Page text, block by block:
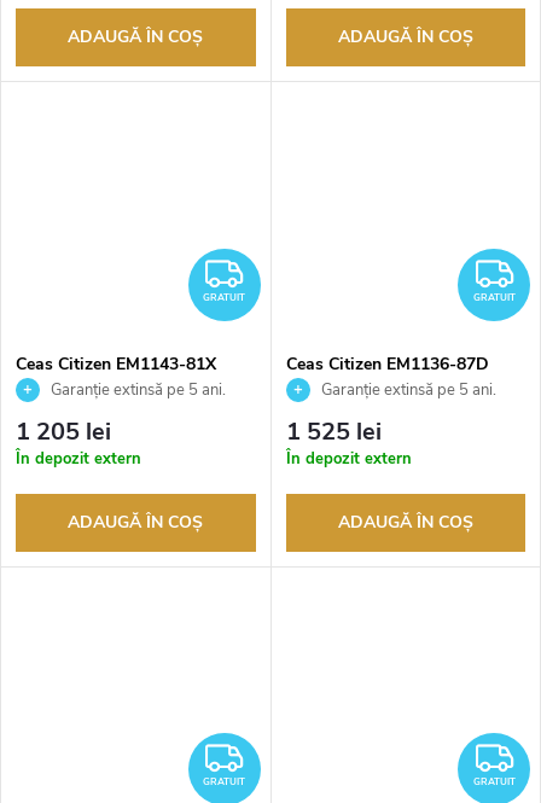
ADAUGĂ ÎN COŞ ADAUGĂ ÎN COŞ
GRATUIT
GRATUIT
Ceas Citizen EM1143-81X
Garanție extinsă pe 5 ani.
returnarea bunurilor. Vânzător
autorizat
1 205 lei
În depozit extern
ADAUGĂ ÎN COŞ
GRATUIT
Ceas Citizen EM1136-87D
Garanție extinsă pe 5 ani.
returnarea bunurilor. Vânzător
autorizat
1 525 lei
În depozit extern
ADAUGĂ ÎN COŞ
GRATUIT
GRATUIT GRATUIT